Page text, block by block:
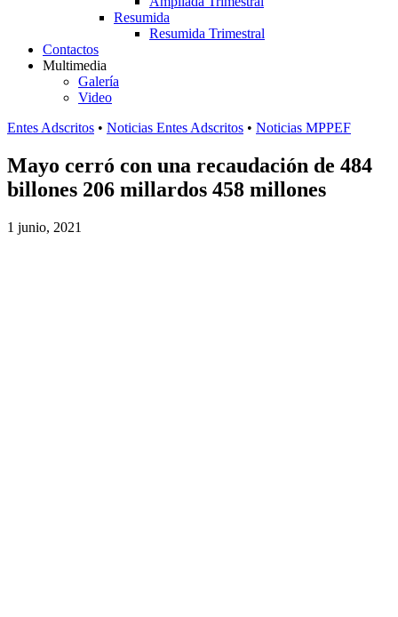
Resumida
Resumida Trimestral
Contactos
Multimedia
Galería
Video
Entes Adscritos • Noticias Entes Adscritos • Noticias MPPEF
Mayo cerró con una recaudación de 484
billones 206 millardos 458 millones
1 junio, 2021